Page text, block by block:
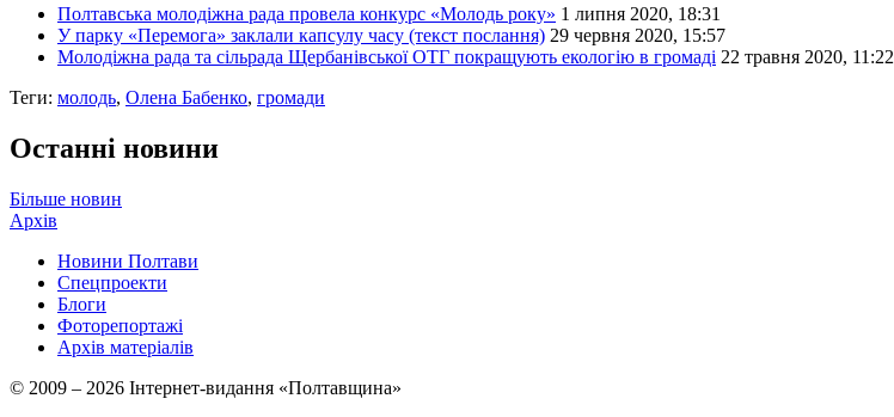
Полтавська молодіжна рада провела конкурс «Молодь року» 1 липня 2020, 18:31
У парку «Перемога» заклали капсулу часу (текст послання) 29 червня 2020, 15:57
Молодіжна рада та сільрада Щербанівської ОТГ покращують екологію в громаді 22 травня 2020, 11:22
Теги: молодь, Олена Бабенко, громади
Останні новини
Більше новин
Архів
Новини Полтави
Спецпроекти
Блоги
Фоторепортажі
Архів матеріалів
© 2009 – 2026 Інтернет-видання «Полтавщина»